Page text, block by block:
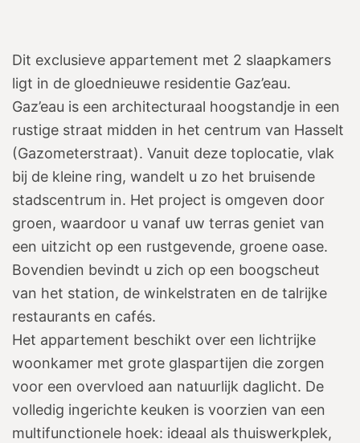
Dit exclusieve appartement met 2 slaapkamers
ligt in de gloednieuwe residentie Gaz’eau.
Gaz’eau is een architecturaal hoogstandje in een
rustige straat midden in het centrum van Hasselt
(Gazometerstraat). Vanuit deze toplocatie, vlak
bij de kleine ring, wandelt u zo het bruisende
stadscentrum in. Het project is omgeven door
groen, waardoor u vanaf uw terras geniet van
een uitzicht op een rustgevende, groene oase.
Bovendien bevindt u zich op een boogscheut
van het station, de winkelstraten en de talrijke
restaurants en cafés.
Het appartement beschikt over een lichtrijke
woonkamer met grote glaspartijen die zorgen
voor een overvloed aan natuurlijk daglicht. De
volledig ingerichte keuken is voorzien van een
multifunctionele hoek: ideaal als thuiswerkplek,